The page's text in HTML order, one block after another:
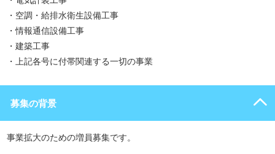
・空調・給排水衛生設備工事
・情報通信設備工事
・建築工事
・上記各号に付帯関連する一切の事業
募集の背景
事業拡大のための増員募集です。